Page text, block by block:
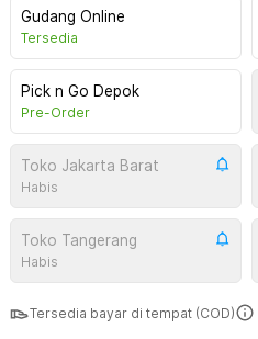
Gudang Online
Tersedia
Pick n Go Depok
Pre-Order
Toko Jakarta Barat
Habis
Toko Tangerang
Habis
Tersedia bayar di tempat (COD)